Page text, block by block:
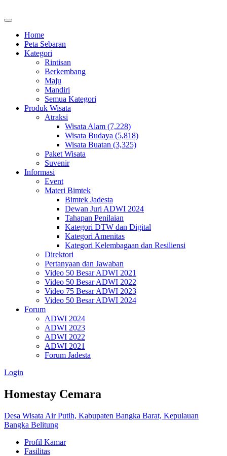
Home
Peta Sebaran
Kategori
Rintisan
Berkembang
Maju
Mandiri
Semua Kategori
Produk Wisata
Atraksi
Wisata Alam (7,228)
Wisata Budaya (5,818)
Wisata Buatan (3,325)
Paket Wisata
Suvenir
Informasi
Event
Materi Bimtek
Bimtek Jadesta
Dewan Juri ADWI 2024
Tahapan Penilaian
Kategori DTW dan Digital
Kategori Amenitas
Kategori Kelembagaan dan Resiliensi
Direktori
Pertanyaan dan Jawaban
Video 50 Besar ADWI 2021
Video 50 Besar ADWI 2022
Video 75 Besar ADWI 2023
Video 50 Besar ADWI 2024
Forum
ADWI 2024
ADWI 2023
ADWI 2022
ADWI 2021
Forum Jadesta
Login
Homestay Cemara
Desa Wisata Air Putih, Kabupaten Bangka Barat, Kepulauan
Bangka Belitung
Profil Kamar
Fasilitas